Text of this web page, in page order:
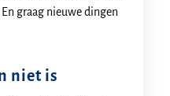
graag nieuwe dingen
niet is